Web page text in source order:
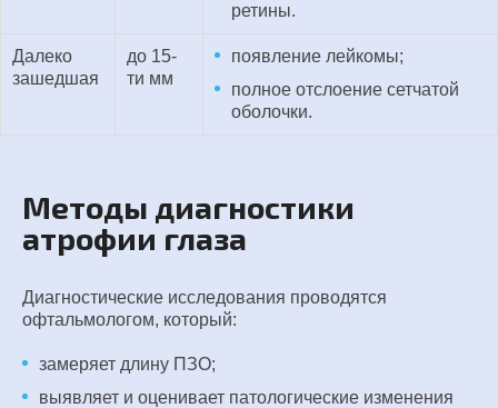
ретины.
Далеко
зашедшая
до 15-
ти мм
появление лейкомы;
полное отслоение сетчатой
оболочки.
Методы диагностики
атрофии глаза
Диагностические исследования проводятся
офтальмологом, который:
замеряет длину ПЗО;
выявляет и оценивает патологические изменения